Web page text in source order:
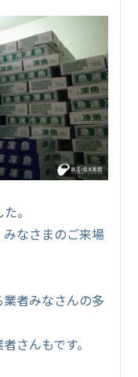
。
なさまのご来場
者みなさんの多
さんもです。